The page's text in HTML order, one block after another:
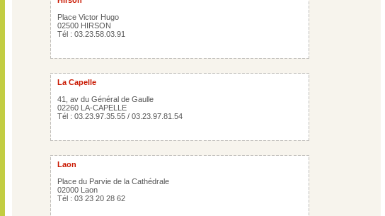
Place Victor Hugo
02500 HIRSON
Tél : 03.23.58.03.91
La Capelle
41, av du Général de Gaulle
02260 LA-CAPELLE
Tél : 03.23.97.35.55 / 03.23.97.81.54
Laon
Place du Parvie de la Cathédrale
02000 Laon
Tél : 03 23 20 28 62